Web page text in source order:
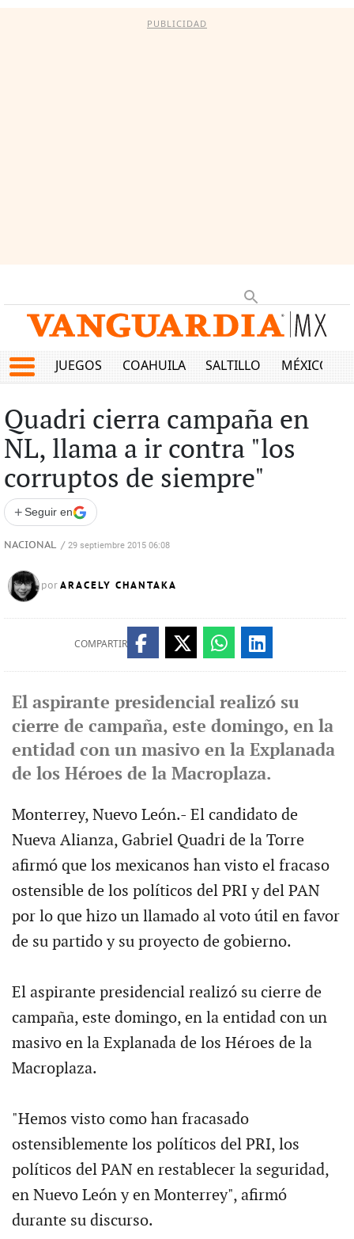
PUBLICIDAD
JUEGOS COAHUILA SALTILLO MÉXICO
Quadri cierra campaña en
NL, llama a ir contra "los
corruptos de siempre"
+ Seguir en
NACIONAL / 29 septiembre 2015 06:08
por ARACELY CHANTAKA
COMPARTIR
El aspirante presidencial realizó su
cierre de campaña, este domingo, en la
entidad con un masivo en la Explanada
de los Héroes de la Macroplaza.
Monterrey, Nuevo León.- El candidato de
Nueva Alianza, Gabriel Quadri de la Torre
afirmó que los mexicanos han visto el fracaso
ostensible de los políticos del PRI y del PAN
por lo que hizo un llamado al voto útil en favor
de su partido y su proyecto de gobierno.
El aspirante presidencial realizó su cierre de
campaña, este domingo, en la entidad con un
masivo en la Explanada de los Héroes de la
Macroplaza.
"Hemos visto como han fracasado
ostensiblemente los políticos del PRI, los
políticos del PAN en restablecer la seguridad,
en Nuevo León y en Monterrey", afirmó
durante su discurso.